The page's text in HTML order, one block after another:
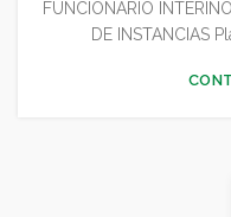
FUNCIONARIO
DE INSTANCIAS